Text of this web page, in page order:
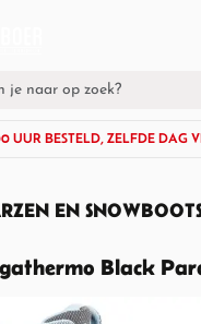
UUR BESTELD, ZELFDE DAG
EN
Black